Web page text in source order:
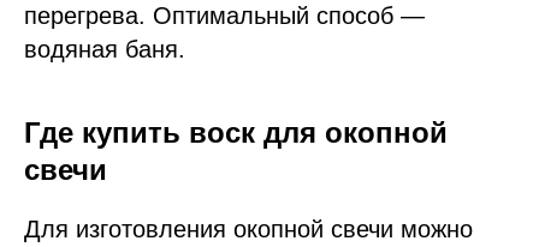
перегрева. Оптимальный способ —
водяная баня.
Где купить воск для окопной
свечи
Для изготовления окопной свечи можно